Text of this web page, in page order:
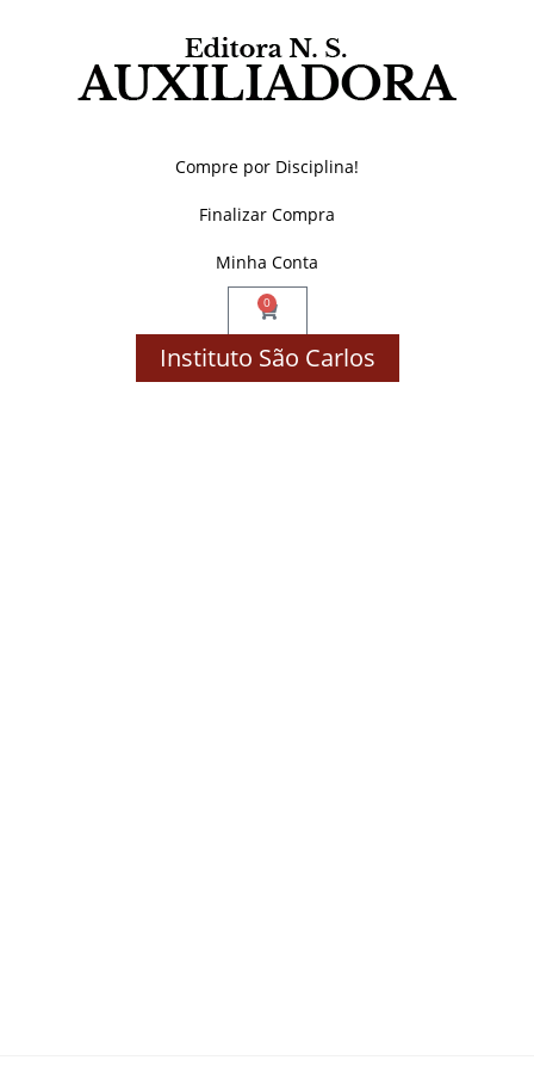
Compre por Disciplina!
Finalizar Compra
Minha Conta
0
Instituto São Carlos